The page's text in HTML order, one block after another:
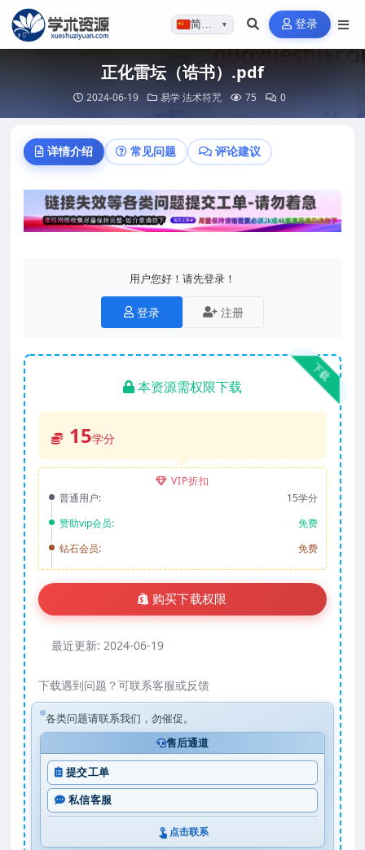
简体…▼ 登录
正化雷坛（诰书）.pdf
2024-06-19 易学 法术符咒 75 0
详情介绍 常见问题 评论建议
用户您好！请先登录！
登录 注册
下载
本资源需权限下载
15学分
VIP折扣
普通用户:
15学分
赞助vip会员:
免费
钻石会员:
免费
购买下载权限
最近更新: 2024-06-19
下载遇到问题？可联系客服或反馈
各类问题请联系我们，勿催促。
售后通道
提交工单
私信客服
点击联系